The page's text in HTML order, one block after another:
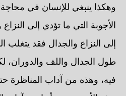
وهكذا ينبغي للإنسان في
الأجوبة التي ما تؤدي إلى
إلى النزاع والجدال فقد
طول الجدال واللف والدوران،
فيه، وهذه من آداب المناظرة